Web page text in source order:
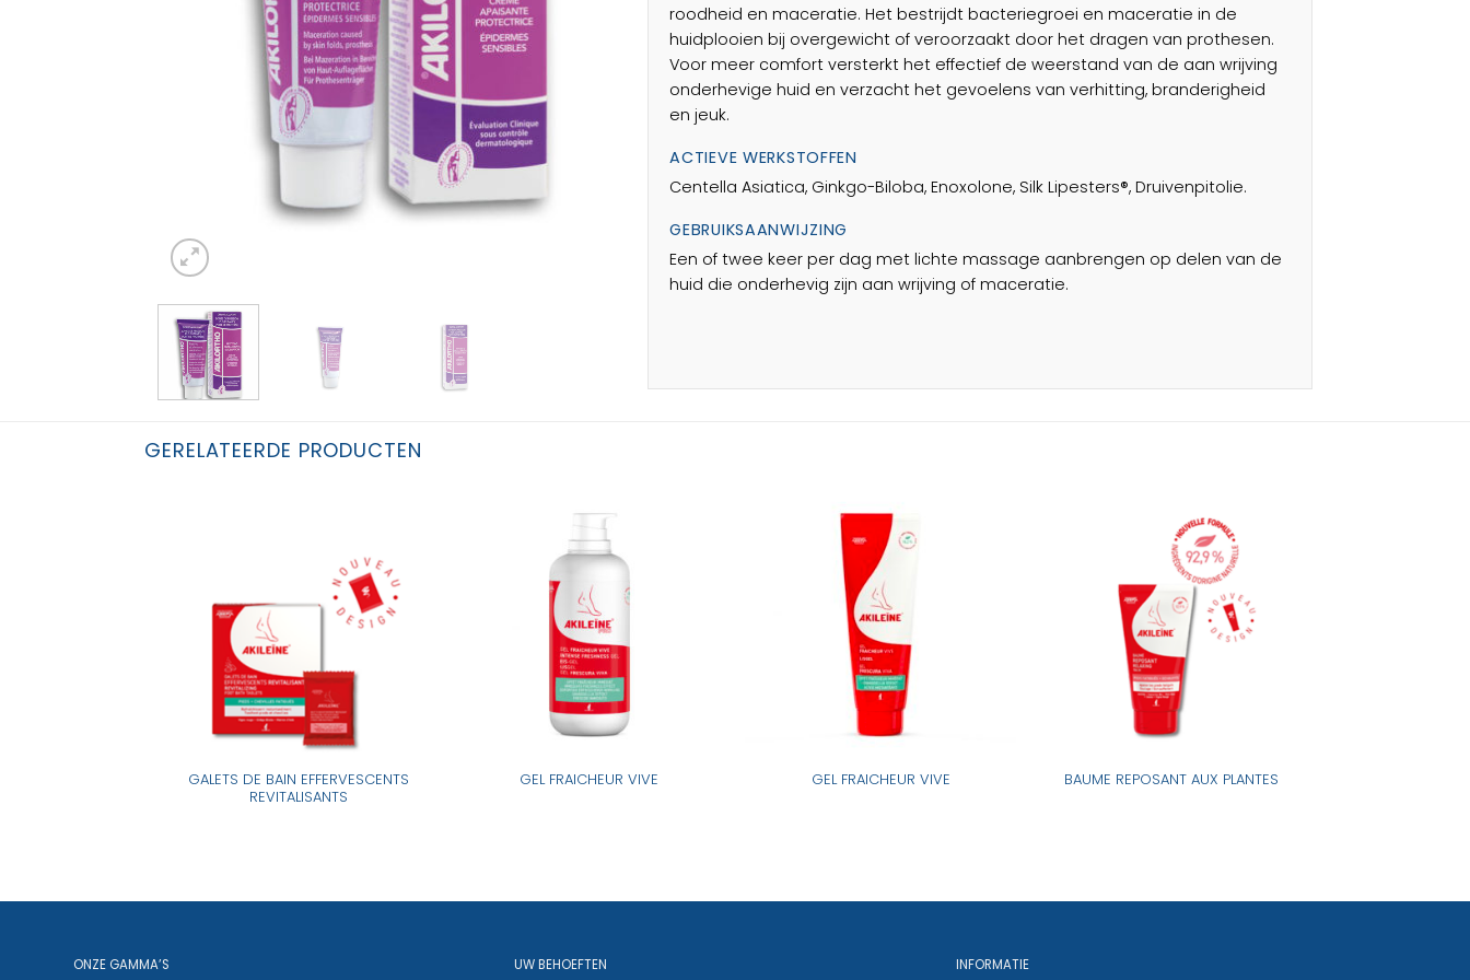
roodheid en maceratie. Het bestrijdt bacteriegroei en maceratie in de
huidplooien bij overgewicht of veroorzaakt door het dragen van prothesen.
Voor meer comfort versterkt het effectief de weerstand van de aan wrijving
onderhevige huid en verzacht het gevoelens van verhitting, branderigheid
en jeuk.
ACTIEVE WERKSTOFFEN
Centella Asiatica, Ginkgo-Biloba, Enoxolone, Silk Lipesters®, Druivenpitolie.
GEBRUIKSAANWIJZING
Een of twee keer per dag met lichte massage aanbrengen op delen van de
huid die onderhevig zijn aan wrijving of maceratie.
GERELATEERDE PRODUCTEN
GALETS DE BAIN EFFERVESCENTS
REVITALISANTS
GEL FRAICHEUR VIVE GEL FRAICHEUR VIVE BAUME REPOSANT AUX PLANTES
ONZE GAMMA’S UW BEHOEFTEN INFORMATIE